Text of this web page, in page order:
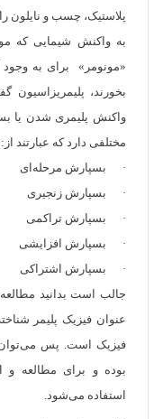
پلاستیک، چسب و نایلون
به واکنش‌ شیمایی که
«مونومر» برای به وجود
‌بخورند، پلیمریزاسیون
واکنش پلیمری شدن یا
مختلفی دارد که عبارتند از:
· بسپارش مرحله‌ای
· بسپارش زنجیری
· بسپارش تراکمی
· بسپارش افزایشی
· بسپارش اشتراکی
جالب است بدانید
عنوان فیزیک پلیمر
فیزیک است. پس می‌توان
بوده و برای مطالعه و
استفاده می‌شود.